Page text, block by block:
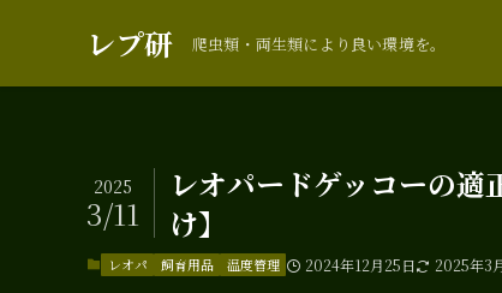
レプ研 爬虫類・両生類により良い環境を。
レオパードゲッコーの
け】
2025
3/11
レオパ 飼育用品 温度管理 2024年12月25日 2025年3